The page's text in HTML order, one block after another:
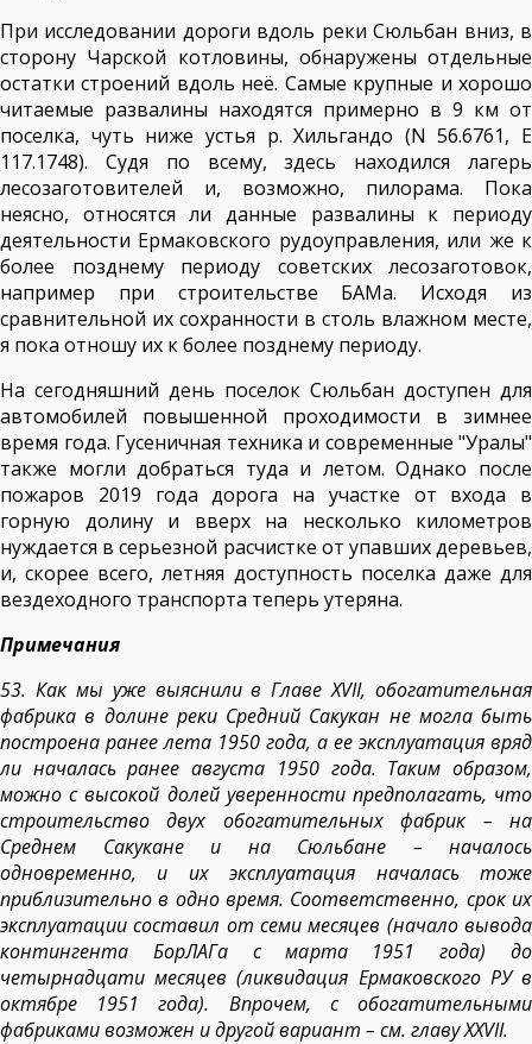
При исследовании дороги вдоль реки Сюльбан вниз, в
сторону Чарской котловины, обнаружены отдельные
остатки строений вдоль неё. Самые крупные и хорошо
читаемые развалины находятся примерно в 9 км от
поселка, чуть ниже устья р. Хильгандо (N 56.6761, Е
117.1748). Судя по всему, здесь находился лагерь
лесозаготовителей и, возможно, пилорама. Пока
неясно, относятся ли данные развалины к периоду
деятельности Ермаковского рудоуправления, или же к
более позднему периоду советских лесозаготовок,
например при строительстве БАМа. Исходя из
сравнительной их сохранности в столь влажном месте,
я пока отношу их к более позднему периоду.
На сегодняшний день поселок Сюльбан доступен для
автомобилей повышенной проходимости в зимнее
время года. Гусеничная техника и современные "Уралы"
также могли добраться туда и летом. Однако после
пожаров 2019 года дорога на участке от входа в
горную долину и вверх на несколько километров
нуждается в серьезной расчистке от упавших деревьев,
и, скорее всего, летняя доступность поселка даже для
вездеходного транспорта теперь утеряна.
Примечания
53. Как мы уже выяснили в Главе XVII, обогатительная
фабрика в долине реки Средний Сакукан не могла быть
построена ранее лета 1950 года, а ее эксплуатация вряд
ли началась ранее августа 1950 года. Таким образом,
можно с высокой долей уверенности предполагать, что
строительство двух обогатительных фабрик – на
Среднем Сакукане и на Сюльбане – началось
одновременно, и их эксплуатация началась тоже
приблизительно в одно время. Соответственно, срок их
эксплуатации составил от семи месяцев (начало вывода
контингента БорЛАГа с марта 1951 года) до
четырнадцати месяцев (ликвидация Ермаковского РУ в
октябре 1951 года). Впрочем, с обогатительными
фабриками возможен и другой вариант – см. главу XXVII.